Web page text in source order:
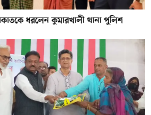
ধরলেন কুমারখালী থানা পুলিশ